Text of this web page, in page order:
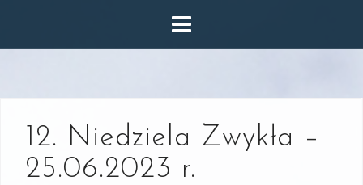
12. Niedziela Zwykła –
25.06.2023 r.